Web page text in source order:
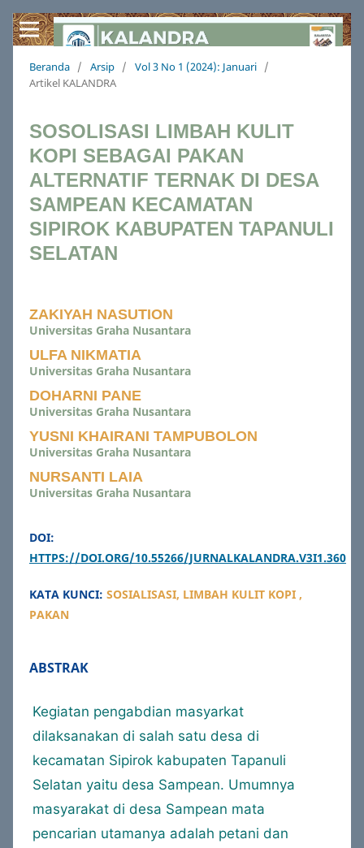
Beranda / Arsip / Vol 3 No 1 (2024): Januari /
Artikel KALANDRA
SOSOLISASI LIMBAH KULIT
KOPI SEBAGAI PAKAN
ALTERNATIF TERNAK DI DESA
SAMPEAN KECAMATAN
SIPIROK KABUPATEN TAPANULI
SELATAN
ZAKIYAH NASUTION
Universitas Graha Nusantara
ULFA NIKMATIA
Universitas Graha Nusantara
DOHARNI PANE
Universitas Graha Nusantara
YUSNI KHAIRANI TAMPUBOLON
Universitas Graha Nusantara
NURSANTI LAIA
Universitas Graha Nusantara
DOI:
HTTPS://DOI.ORG/10.55266/JURNALKALANDRA.V3I1.360
KATA KUNCI: SOSIALISASI, LIMBAH KULIT KOPI ,
PAKAN
ABSTRAK
Kegiatan pengabdian masyarkat
dilaksanakan di salah satu desa di
kecamatan Sipirok kabupaten Tapanuli
Selatan yaitu desa Sampean. Umumnya
masyarakat di desa Sampean mata
pencarian utamanya adalah petani dan